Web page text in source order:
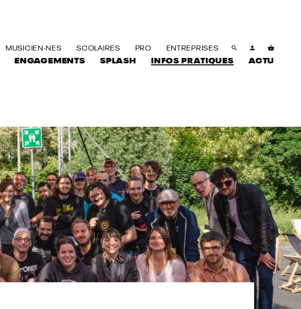
MUSICIEN·NES SCOLAIRES PRO ENTREPRISES
ENGAGEMENTS SPLASH INFOS PRATIQUES ACTU